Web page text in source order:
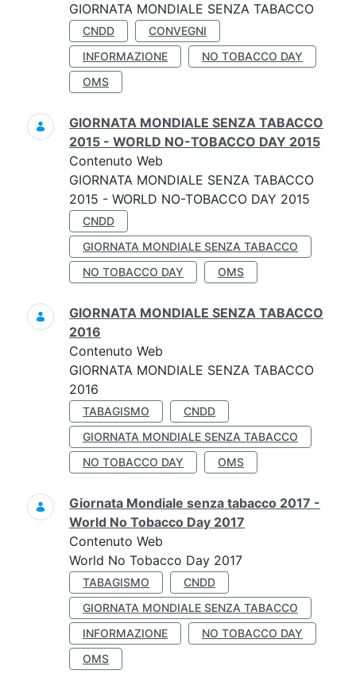
GIORNATA MONDIALE SENZA TABACCO
CNDD
CONVEGNI
INFORMAZIONE
NO TOBACCO DAY
OMS
GIORNATA MONDIALE SENZA TABACCO
2015 - WORLD NO-TOBACCO DAY 2015
Contenuto Web
GIORNATA MONDIALE SENZA TABACCO
2015 - WORLD NO-TOBACCO DAY 2015
CNDD
GIORNATA MONDIALE SENZA TABACCO
NO TOBACCO DAY
OMS
GIORNATA MONDIALE SENZA TABACCO
2016
Contenuto Web
GIORNATA MONDIALE SENZA TABACCO
2016
TABAGISMO
CNDD
GIORNATA MONDIALE SENZA TABACCO
NO TOBACCO DAY
OMS
Giornata Mondiale senza tabacco 2017 -
World No Tobacco Day 2017
Contenuto Web
World No Tobacco Day 2017
TABAGISMO
CNDD
GIORNATA MONDIALE SENZA TABACCO
INFORMAZIONE
NO TOBACCO DAY
OMS